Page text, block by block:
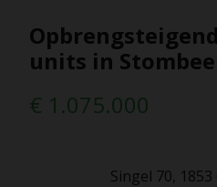
units in
€ 1.075.000
Singel 70,